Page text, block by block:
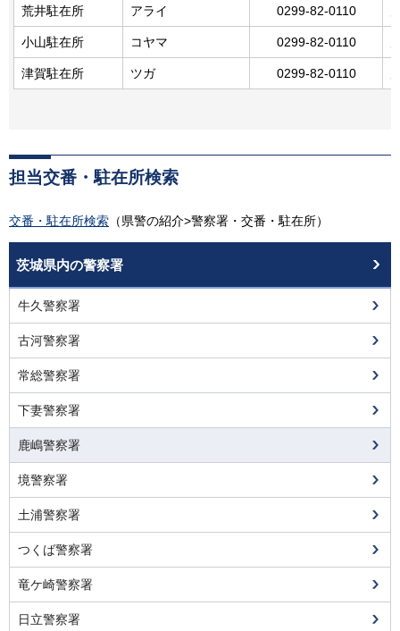
荒井駐在所 アライ 0299-82-0110
小山駐在所 コヤマ 0299-82-0110
津賀駐在所 ツガ 0299-82-0110
担当交番・駐在所検索
交番・駐在所検索 （県警の紹介>警察署・交番・駐在所）
茨城県内の警察署
牛久警察署
古河警察署
常総警察署
下妻警察署
鹿嶋警察署
境警察署
土浦警察署
つくば警察署
竜ケ崎警察署
日立警察署